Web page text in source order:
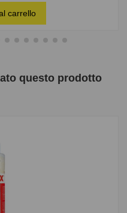
carrello
questo prodotto